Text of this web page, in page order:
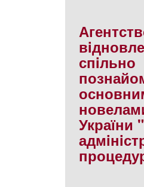
спiльно
України